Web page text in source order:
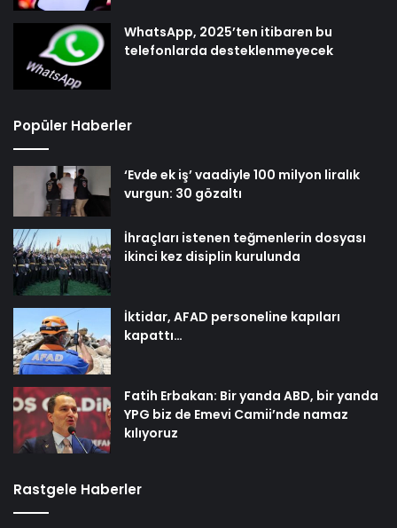
WhatsApp, 2025’ten itibaren bu
telefonlarda desteklenmeyecek
Popüler Haberler
‘Evde ek iş’ vaadiyle 100 milyon liralık
vurgun: 30 gözaltı
İhraçları istenen teğmenlerin dosyası
ikinci kez disiplin kurulunda
İktidar, AFAD personeline kapıları
kapattı…
Fatih Erbakan: Bir yanda ABD, bir yanda
YPG biz de Emevi Camii’nde namaz
kılıyoruz
Rastgele Haberler